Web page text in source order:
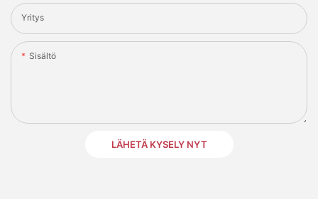
Yritys
Sisältö
LÄHETÄ KYSELY NYT